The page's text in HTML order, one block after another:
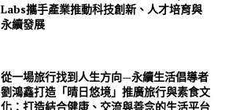
Labs攜手產業推動科技創新、人才培育與
永續發展
從一場旅行找到人生方向—永續生活倡導者
劉鴻鑫打造「晴日悠境」推廣旅行與素食文
化：打造結合健康、交流與善念的生活平台